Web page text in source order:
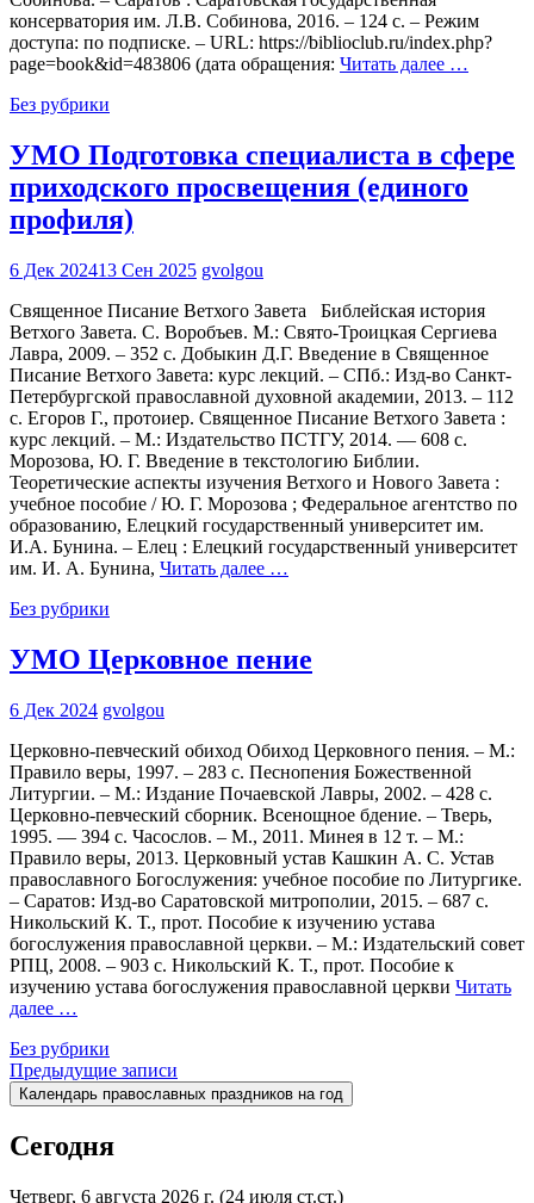
консерватория им. Л.В. Собинова, 2016. – 124 с. – Режим
доступа: по подписке. – URL: https://biblioclub.ru/index.php?
page=book&id=483806 (дата обращения: Читать далее …
Без рубрики
УМО Подготовка специалиста в сфере
приходского просвещения (единого
профиля)
6 Дек 202413 Сен 2025 gvolgou
Священное Писание Ветхого Завета Библейская история
Ветхого Завета. С. Воробъев. М.: Свято-Троицкая Сергиева
Лавра, 2009. – 352 с. Добыкин Д.Г. Введение в Священное
Писание Ветхого Завета: курс лекций. – СПб.: Изд-во Санкт-
Петербургской православной духовной академии, 2013. – 112
с. Егоров Г., протоиер. Священное Писание Ветхого Завета :
курс лекций. – М.: Издательство ПСТГУ, 2014. — 608 с.
Морозова, Ю. Г. Введение в текстологию Библии.
Теоретические аспекты изучения Ветхого и Нового Завета :
учебное пособие / Ю. Г. Морозова ; Федеральное агентство по
образованию, Елецкий государственный университет им.
И.А. Бунина. – Елец : Елецкий государственный университет
им. И. А. Бунина, Читать далее …
Без рубрики
УМО Церковное пение
6 Дек 2024 gvolgou
Церковно-певческий обиход Обиход Церковного пения. – М.:
Правило веры, 1997. – 283 с. Песнопения Божественной
Литургии. – М.: Издание Почаевской Лавры, 2002. – 428 с.
Церковно-певческий сборник. Всенощное бдение. – Тверь,
1995. — 394 с. Часослов. – М., 2011. Минея в 12 т. – М.:
Правило веры, 2013. Церковный устав Кашкин А. С. Устав
православного Богослужения: учебное пособие по Литургике.
– Саратов: Изд-во Саратовской митрополии, 2015. – 687 с.
Никольский К. Т., прот. Пособие к изучению устава
богослужения православной церкви. – М.: Издательский совет
РПЦ, 2008. – 903 с. Никольский К. Т., прот. Пособие к
изучению устава богослужения православной церкви Читать
далее …
Без рубрики
Навигация
по
записям
Предыдущие записи
Календарь православных праздников на год
Сегодня
Четверг, 6 августа 2026 г. (24 июля ст.ст.)